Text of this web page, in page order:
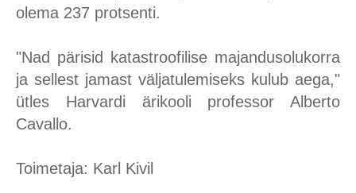
olema 237 protsenti.
"Nad pärisid katastroofilise majandusolukorra
ja sellest jamast väljatulemiseks kulub aega,"
ütles Harvardi ärikooli professor Alberto
Cavallo.
Toimetaja: Karl Kivil